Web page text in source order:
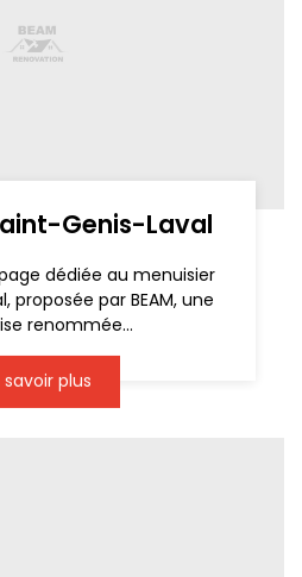
Genis-Laval
dédiée au menuisier
proposée par BEAM, une
renommée...
savoir plus